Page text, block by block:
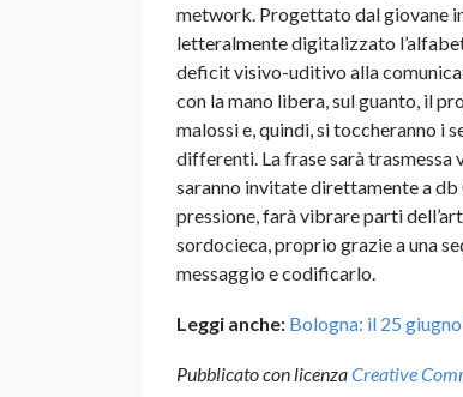
metwork. Progettato dal giovane
letteralmente digitalizzato
deficit visivo-uditivo alla
con la mano libera, sul guanto, il
malossi e, quindi, si toccheranno i
differenti. La frase sarà trasmessa
saranno invitate direttamente a
pressione, farà vibrare parti
sordocieca, proprio grazie a una
messaggio e codificarlo.
Leggi anche: Bologna: il 25
Pubblicato con licenzaCreative